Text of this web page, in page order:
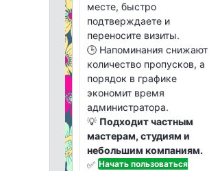
месте, быстро
подтверждаете и
переносите визиты.
🕒 Напоминания снижают
количество пропусков, а
порядок в графике
экономит время
администратора.
💡 Подходит частным
мастерам, студиям и
небольшим компаниям.
✅ Начать пользоваться